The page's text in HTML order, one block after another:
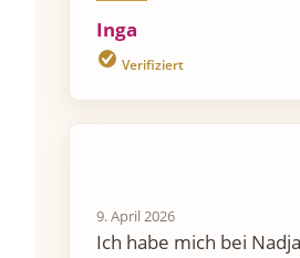
Inga
Verifiziert
9. April 2026
Ich habe mich bei